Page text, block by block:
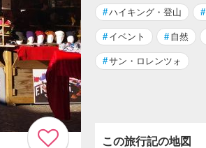
#ハイキング・登山 #
# イベント # 自然
#サン・ロレンツォ
この旅行記の地図